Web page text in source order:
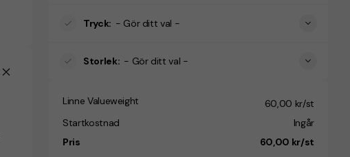
Tryck: - Gör ditt val -
Storlek: - Gör ditt val -
Linne Valueweight
60,00 kr/st
Startkostnad
Ingår
Pris
60,00 kr/st